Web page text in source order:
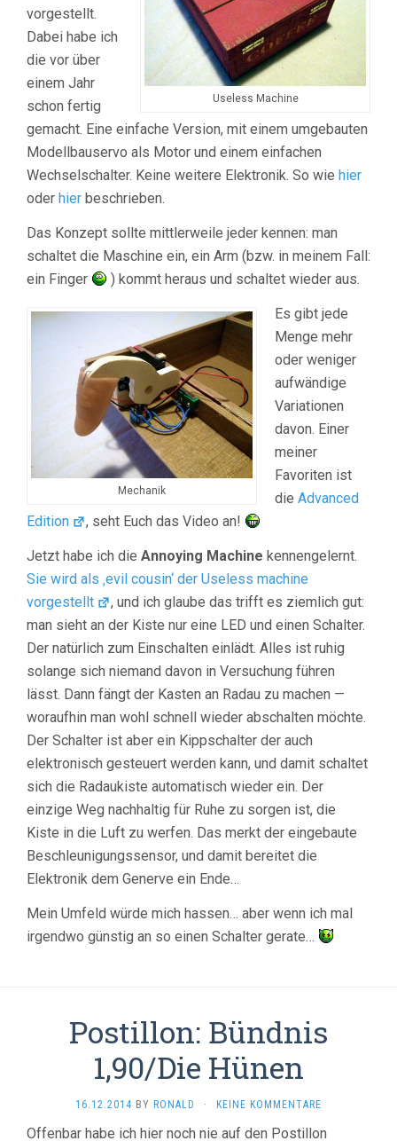
Useless Machine
vorgestellt.
Dabei habe ich
die vor über
einem Jahr
schon fertig
gemacht. Eine einfache Version, mit einem umgebauten
Modellbauservo als Motor und einem einfachen
Wechselschalter. Keine weitere Elektronik. So wie hier
oder hier beschrieben.
Das Konzept sollte mittlerweile jeder kennen: man
schaltet die Maschine ein, ein Arm (bzw. in meinem Fall:
ein Finger
) kommt heraus und schaltet wieder aus.
Mechanik
Es gibt jede
Menge mehr
oder weniger
aufwändige
Variationen
davon. Einer
meiner
Favoriten ist
die Advanced
Edition
, seht Euch das Video an!
Jetzt habe ich die Annoying Machine kennengelernt.
Sie wird als ‚evil cousin‘ der Useless machine
vorgestellt
, und ich glaube das trifft es ziemlich gut:
man sieht an der Kiste nur eine LED und einen Schalter.
Der natürlich zum Einschalten einlädt. Alles ist ruhig
solange sich niemand davon in Versuchung führen
lässt. Dann fängt der Kasten an Radau zu machen —
woraufhin man wohl schnell wieder abschalten möchte.
Der Schalter ist aber ein Kippschalter der auch
elektronisch gesteuert werden kann, und damit schaltet
sich die Radaukiste automatisch wieder ein. Der
einzige Weg nachhaltig für Ruhe zu sorgen ist, die
Kiste in die Luft zu werfen. Das merkt der eingebaute
Beschleunigungssensor, und damit bereitet die
Elektronik dem Generve ein Ende…
Mein Umfeld würde mich hassen… aber wenn ich mal
irgendwo günstig an so einen Schalter gerate…
Postillon: Bündnis
1,90/Die Hünen
16.12.2014 BY RONALD · KEINE KOMMENTARE
Offenbar habe ich hier noch nie auf den Postillon